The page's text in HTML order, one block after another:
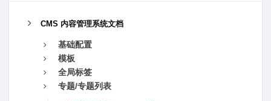
CMS 内容管理系统文档
基础配置
模板
全局标签
专题/专题列表